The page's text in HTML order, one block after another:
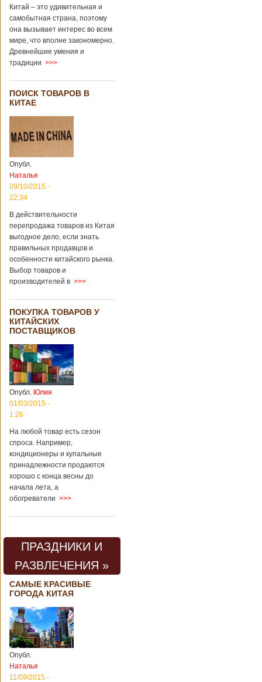
Китай – это удивительная и
самобытная страна, поэтому
она вызывает интерес во всем
мире, что вполне закономерно.
Древнейшие умения и
традиции >>>
ПОИСК ТОВАРОВ В
КИТАЕ
Опубл.
Наталья
09/10/2015 -
22:34
В действительности
перепродажа товаров из Китая
выгодное дело, если знать
правильных продавцов и
особенности китайского рынка.
Выбор товаров и
производителей в >>>
ПОКУПКА ТОВАРОВ У
КИТАЙСКИХ
ПОСТАВЩИКОВ
Опубл. Юлия
01/03/2015 -
1:26
На любой товар есть сезон
спроса. Например,
кондиционеры и купальные
принадлежности продаются
хорошо с конца весны до
начала лета, а
обогреватели >>>
ПРАЗДНИКИ И
РАЗВЛЕЧЕНИЯ »
САМЫЕ КРАСИВЫЕ
ГОРОДА КИТАЯ
Опубл.
Наталья
11/09/2015 -